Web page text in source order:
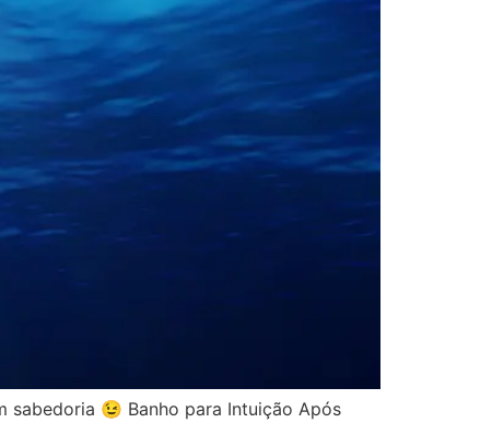
sabedoria 😉 Banho para Intuição Após